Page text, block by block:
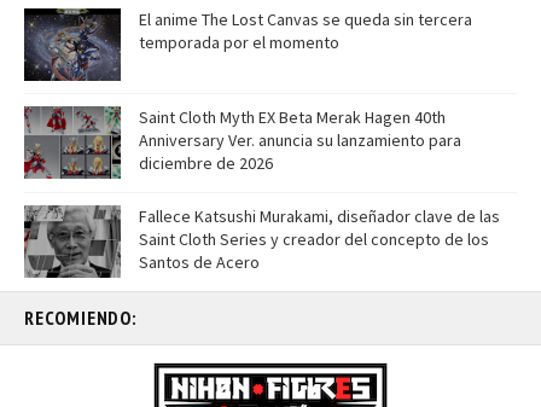
El anime The Lost Canvas se queda sin tercera
temporada por el momento
Saint Cloth Myth EX Beta Merak Hagen 40th
Anniversary Ver. anuncia su lanzamiento para
diciembre de 2026
Fallece Katsushi Murakami, diseñador clave de las
Saint Cloth Series y creador del concepto de los
Santos de Acero
RECOMIENDO: